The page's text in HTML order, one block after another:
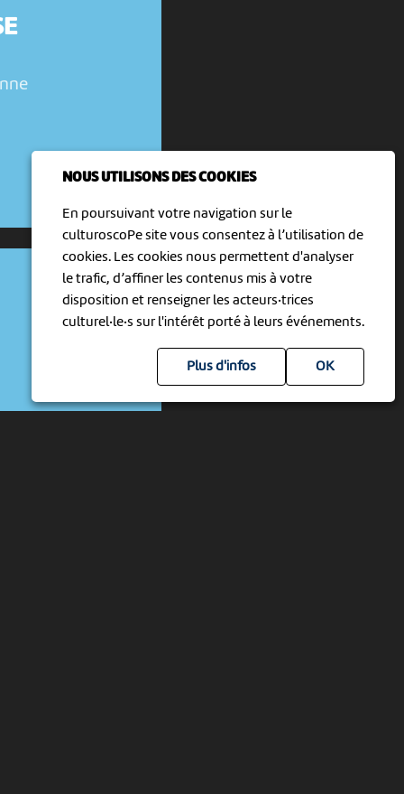
NOUS UTILISONS DES COOKIES
En poursuivant votre navigation sur le
culturoscoPe site vous consentez à l’utilisation de
cookies. Les cookies nous permettent d'analyser
le trafic, d’affiner les contenus mis à votre
disposition et renseigner les acteurs·trices
culturel·le·s sur l'intérêt porté à leurs événements.
Plus d'infos